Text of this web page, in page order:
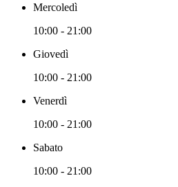
Mercoledì
10:00 - 21:00
Giovedì
10:00 - 21:00
Venerdì
10:00 - 21:00
Sabato
10:00 - 21:00